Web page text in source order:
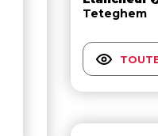
Teteghem